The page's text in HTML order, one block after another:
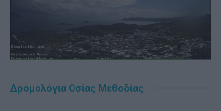
Δρομολόγια Οσίας Μεθοδίας